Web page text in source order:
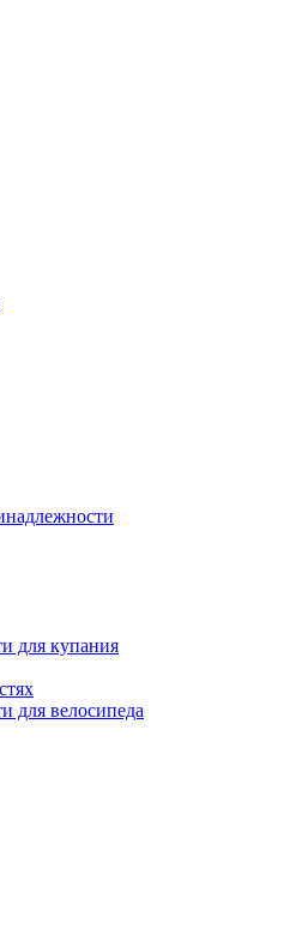
для купания
для велосипеда